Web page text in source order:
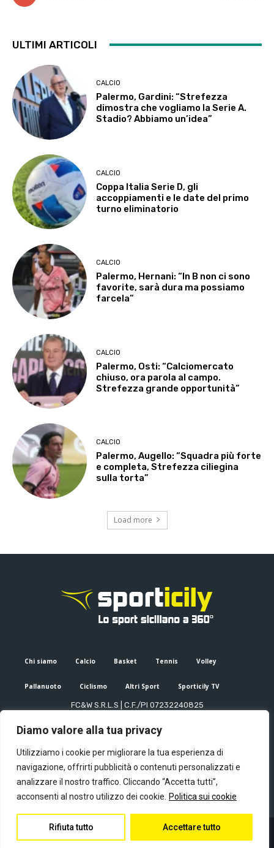
Diamo valore alla tua privacy
Utilizziamo i cookie per migliorare la tua esperienza di
navigazione, offrirti pubblicità o contenuti personalizzati e
analizzare il nostro traffico. Cliccando “Accetta tutti”,
acconsenti al nostro utilizzo dei cookie.
Politica sui cookie
Rifiuta tutto Accettare tutto
ULTIMI ARTICOLI
CALCIO
Palermo, Gardini: “Strefezza
dimostra che vogliamo la Serie A.
Stadio? Abbiamo un’idea”
CALCIO
Coppa Italia Serie D, gli
accoppiamenti e le date del primo
turno eliminatorio
CALCIO
Palermo, Hernani: “In B non ci sono
favorite, sarà dura ma possiamo
farcela”
CALCIO
Palermo, Osti: “Calciomercato
chiuso, ora parola al campo.
Strefezza grande opportunità”
CALCIO
Palermo, Augello: “Squadra più forte
e completa, Strefezza ciliegina
sulla torta”
Load more
Chi siamo Calcio Basket Tennis Volley
Pallanuoto Ciclismo Altri Sport Sporticily TV
FC&W S.R.L.S | C.F./PI 07232240825
Editore e direttore responsabile: Francesco Cammuca | Registro
Mail: info@sporticily.it| Telefono:+39 371 788 7216
© Copyright - Sporticily 2023 powered by Primitive web
Privacy Policy
Contatti Chi siamo Redazione